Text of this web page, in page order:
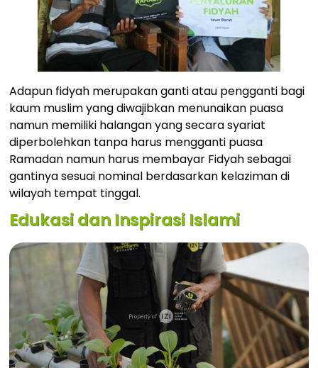
Adapun fidyah merupakan ganti atau pengganti bagi
kaum muslim yang diwajibkan menunaikan puasa
namun memiliki halangan yang secara syariat
diperbolehkan tanpa harus mengganti puasa
Ramadan namun harus membayar Fidyah sebagai
gantinya sesuai nominal berdasarkan kelaziman di
wilayah tempat tinggal.
Edukasi dan Inspirasi Islami